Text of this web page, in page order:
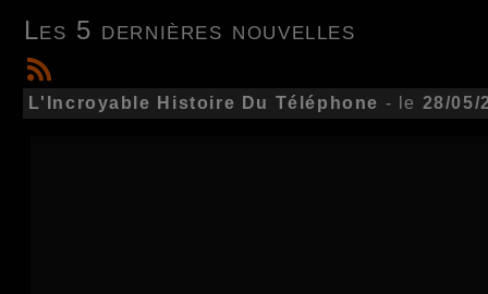
Les 5 dernières nouvelles
L'Incroyable Histoire Du Téléphone - le 28/05/